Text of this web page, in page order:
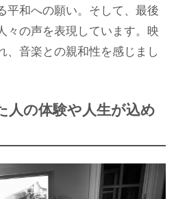
平和への願い。そして、最後
々の声を表現しています。映
、音楽との親和性を感じまし
人の体験や人生が込め